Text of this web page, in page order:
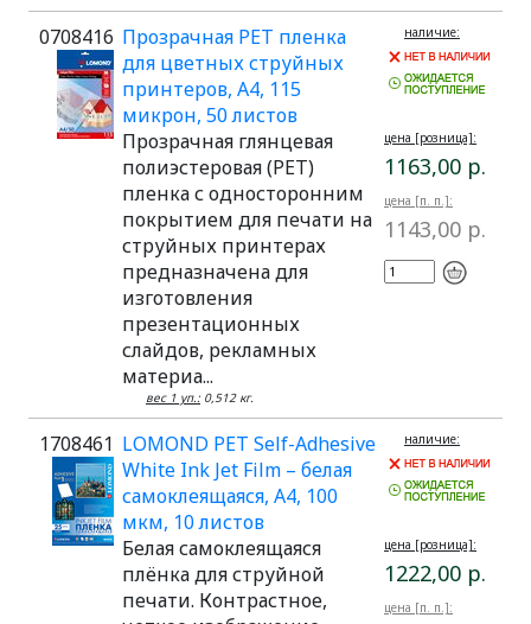
0708416 Прозрачная PET пленка
для цветных струйных
принтеров, А4, 115
микрон, 50 листов
Прозрачная глянцевая
полиэстеровая (PET)
пленка с односторонним
покрытием для печати на
струйных принтерах
предназначена для
изготовления
презентационных
слайдов, рекламных
материа...
вес 1 уп.: 0,512 кг.
наличие:
цена [розница]:
1163,00 р.
цена [п. п.]:
1143,00 р.
1708461 LOMOND PET Self-Adhesive
White Ink Jet Film – белая
самоклеящаяся, А4, 100
мкм, 10 листов
Белая самоклеящаяся
плёнка для струйной
печати. Контрастное,
наличие:
цена [розница]:
1222,00 р.
цена [п. п.]: